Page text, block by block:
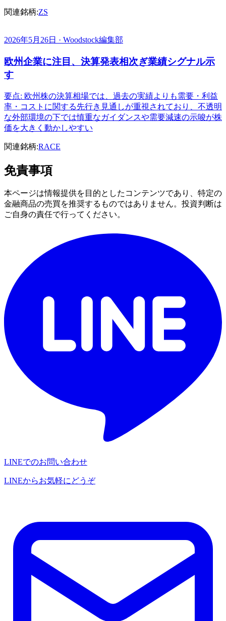
関連銘柄:ZS
2026年5月26日 · Woodstock編集部
欧州企業に注目、決算発表相次ぎ業績シグナル示
す
要点: 欧州株の決算相場では、過去の実績よりも需要・利益
率・コストに関する先行き見通しが重視されており、不透明
な外部環境の下では慎重なガイダンスや需要減速の示唆が株
価を大きく動かしやすい
関連銘柄:RACE
免責事項
本ページは情報提供を目的としたコンテンツであり、特定の
金融商品の売買を推奨するものではありません。投資判断は
ご自身の責任で行ってください。
LINEでのお問い合わせ
LINEからお気軽にどうぞ